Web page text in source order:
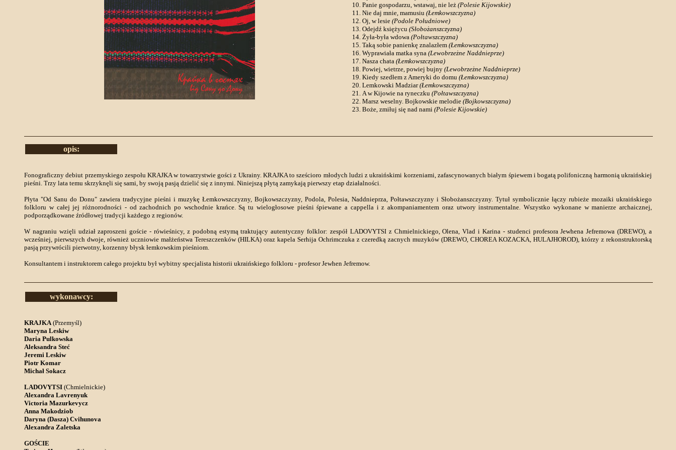
Panie gospodarzu, wstawaj, nie leż (Polesie Kijowskie)
Nie daj mnie, mamusiu (Łemkowszczyzna)
Oj, w lesie (Podole Południowe)
Odejdź księżycu (Słobożanszczyzna)
Żyła-była wdowa (Połtawszczyzna)
Taką sobie panienkę znalazłem (Łemkowszczyzna)
Wyprawiała matka syna (Lewobrzeżne Naddnieprze)
Nasza chata (Łemkowszczyzna)
Powiej, wietrze, powiej bujny (Lewobrzeżne Naddnieprze)
Kiedy szedłem z Ameryki do domu (Łemkowszczyzna)
Lemkowski Madziar(Łemkowszczyzna)
A w Kijowie na ryneczku (Połtawszczyzna)
Marsz weselny. Bojkowskie melodie (Bojkowszczyzna)
Boże, zmiłuj się nad nami (Polesie Kijowskie)
opis:
Fonograficzny debiut przemyskiego zespołu KRAJKA w towarzystwie gości z Ukrainy. KRAJKA to sześcioro młodych ludzi z ukraińskimi korzeniami, zafascynowanych białym śpiewem i bogatą polifoniczną harmonią ukraińskiej
pieśni. Trzy lata temu skrzyknęli się sami, by swoją pasją dzielić się z innymi. Niniejszą płytą zamykają pierwszy etap działalności.
Płyta "Od Sanu do Donu" zawiera tradycyjne pieśni i muzykę Łemkowszczyzny, Bojkowszczyzny, Podola, Polesia, Naddnieprza, Połtawszczyzny i Słobożanszczyzny. Tytuł symbolicznie łączy rubieże mozaiki ukraińskiego
folkloru w całej jej różnorodności - od zachodnich po wschodnie krańce. Są tu wielogłosowe pieśni śpiewane a cappella i z akompaniamentem oraz utwory instrumentalne. Wszystko wykonane w manierze archaicznej,
podporządkowane źródłowej tradycji każdego z regionów.
W nagraniu wzięli udział zaproszeni goście - rówieśnicy, z podobną estymą traktujący autentyczny folklor: zespół LADOVYTSI z Chmielnickiego, Olena, Vlad i Karina - studenci profesora Jewhena Jefremowa (DREWO), a
wcześniej, pierwszych dwoje, również uczniowie małżeństwa Tereszczenków (HILKA) oraz kapela Serhija Ochrimczuka z czeredką zacnych muzyków (DREWO, CHOREA KOZACKA, HULAJHOROD), którzy z rekonstruktorską
pasją przywrócili pierwotny, korzenny błysk łemkowskim pieśniom.
Konsultantem i instruktorem całego projektu był wybitny specjalista historii ukraińskiego folkloru - profesor Jewhen Jefremow.
wykonawcy:
KRAJKA(Przemyśl)
Maryna Leskiw
Daria Pulkowska
Aleksandra Steć
Jeremi Leskiw
Piotr Komar
Michał Sokacz
LADOVYTSI (Chmielnickie)
Alexandra Lavrenyuk
Victoria Mazurkevycz
Anna Makodziob
Daryna (Dasza) Cvihunova
Alexandra Zaletska
GOŚCIE